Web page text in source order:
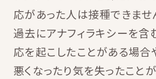
応があった人は接種できませ
過去にアナフィラキシーを含
応を起こしたことがある場合
悪くなったり気を失ったこと